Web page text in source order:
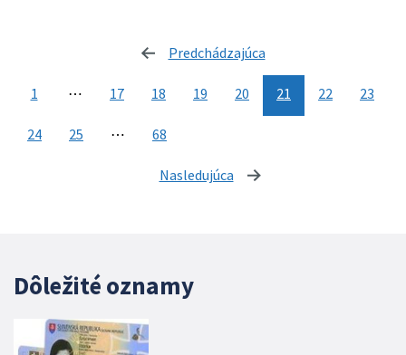
Predchádzajúca
1 ⋯ 17 18 19 20 21 22 23
24 25 ⋯ 68
Nasledujúca stránka
Dôležité oznamy